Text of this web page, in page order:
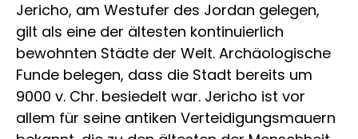
Jericho, am Westufer des Jordan gelegen,
gilt als eine der ältesten kontinuierlich
bewohnten Städte der Welt. Archäologische
Funde belegen, dass die Stadt bereits um
9000 v. Chr. besiedelt war. Jericho ist vor
allem für seine antiken Verteidigungsmauern